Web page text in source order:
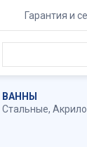
Гарантия и
ВАННЫ
Стальные,